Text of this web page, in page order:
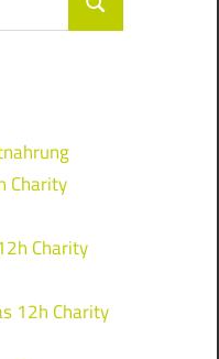
Suchen
Charity
Charity
12h Charity